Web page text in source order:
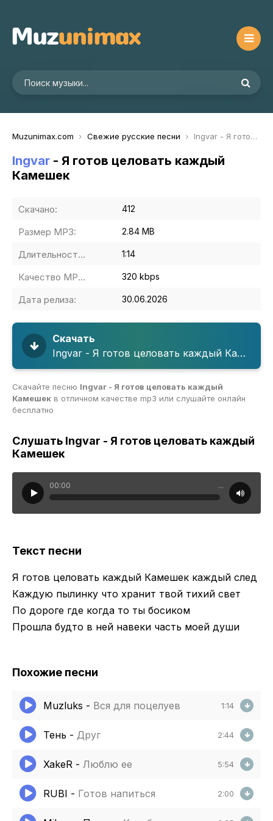
Muzunimax.com Свежие русские песни Ingvar - Я готов целовать каждый Камешек
Ingvar - Я готов целовать каждый
Камешек
Скачано: 412
Размер MP3: 2.84 MB
Длительность MP3: 1:14
Качество MP3: 320 kbps
Дата релиза: 30.06.2026
Скачать
Ingvar - Я готов целовать каждый Камешек
Скачайте песню Ingvar - Я готов целовать каждый
Камешек в отличном качестве mp3 или слушайте онлайн
бесплатно
Слушать Ingvar - Я готов целовать каждый
Камешек
00:00 ...
Текст песни
Я готов целовать каждый Камешек каждый след
Каждую пылинку что хранит твой тихий свет
По дороге где когда то ты босиком
Прошла будто в ней навеки часть моей души
Похожие песни
Muzluks - Вся для поцелуев 1:14
Тень - Друг 2:44
XakeR - Люблю ее 5:54
RUBI - Готов напиться 2:00